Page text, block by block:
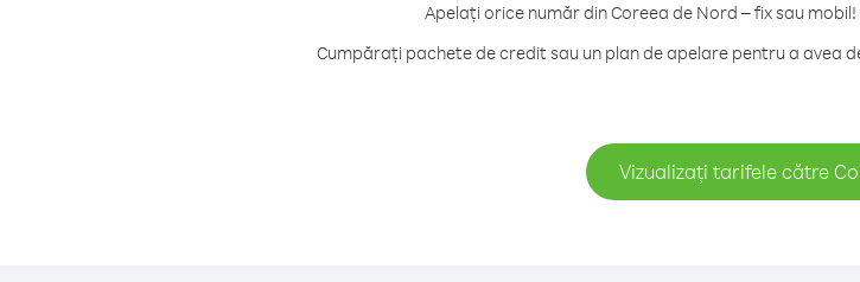
Apelați orice număr din Coreea de Nord – fix sau
Cumpărați pachete de credit sau un plan de apelare pentru a avea
Vizualizați tarifele către